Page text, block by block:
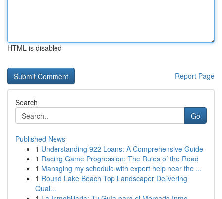
HTML is disabled
Report Page
Search
Go
Published News
1 Understanding 922 Loans: A Comprehensive Guide
1 Racing Game Progression: The Rules of the Road
1 Managing my schedule with expert help near the ...
1 Round Lake Beach Top Landscaper Delivering
Qual...